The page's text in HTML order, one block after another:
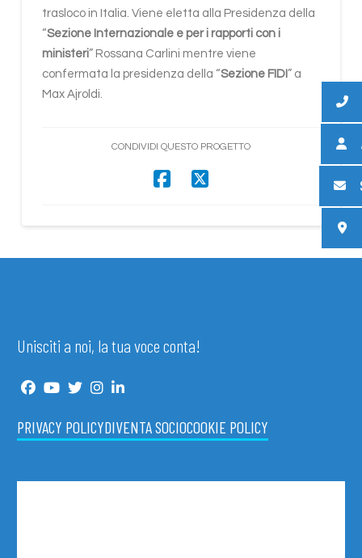
trasloco in Italia. Viene eletta alla Presidenza della
“Sezione Internazionale e per i rapporti con i
ministeri” Rossana Carlini mentre viene
confermata la presidenza della “Sezione FIDI ” a
Max Ajroldi.
CONDIVIDI QUESTO PROGETTO
Unisciti a noi, la tua voce conta!
PRIVACY POLICYDIVENTA SOCIOCOOKIE POLICY